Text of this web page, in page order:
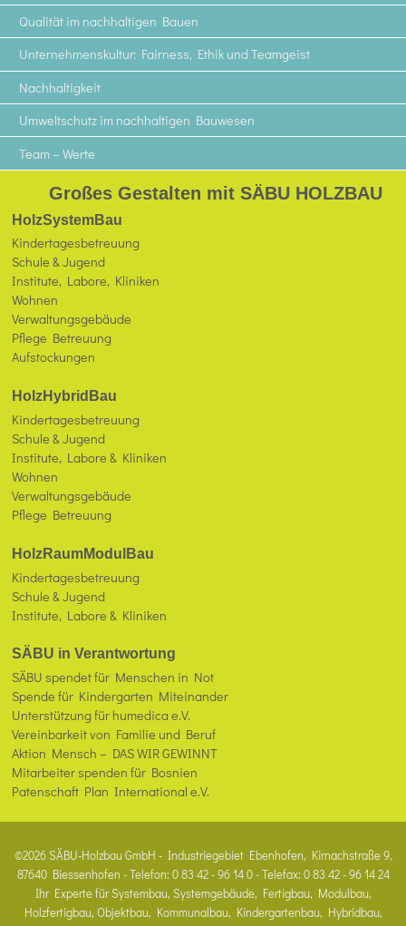
Qualität im nachhaltigen Bauen
Unternehmenskultur: Fairness, Ethik und Teamgeist
Nachhaltigkeit
Umweltschutz im nachhaltigen Bauwesen
Team – Werte
Großes Gestalten mit SÄBU HOLZBAU
HolzSystemBau
Kindertagesbetreuung
Schule & Jugend
Institute, Labore, Kliniken
Wohnen
Verwaltungsgebäude
Pflege Betreuung
Aufstockungen
HolzHybridBau
Kindertagesbetreuung
Schule & Jugend
Institute, Labore & Kliniken
Wohnen
Verwaltungsgebäude
Pflege Betreuung
HolzRaumModulBau
Kindertagesbetreuung
Schule & Jugend
Institute, Labore & Kliniken
SÄBU in Verantwortung
SÄBU spendet für Menschen in Not
Spende für Kindergarten Miteinander
Unterstützung für humedica e.V.
Vereinbarkeit von Familie und Beruf
Aktion Mensch – DAS WIR GEWINNT
Mitarbeiter spenden für Bosnien
Patenschaft Plan International e.V.
©2026 SÄBU-Holzbau GmbH - Industriegebiet Ebenhofen, Kirnachstraße 9,
87640 Biessenhofen - Telefon: 0 83 42 - 96 14 0 - Telefax: 0 83 42 - 96 14 24
Ihr Experte für Systembau, Systemgebäude, Fertigbau, Modulbau,
Holzfertigbau, Objektbau, Kommunalbau, Kindergartenbau, Hybridbau,